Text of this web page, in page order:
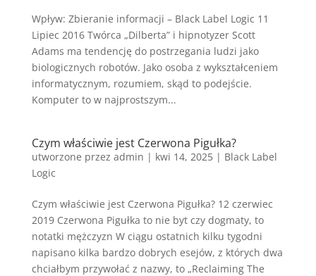
Wpływ: Zbieranie informacji – Black Label Logic 11
Lipiec 2016 Twórca „Dilberta” i hipnotyzer Scott
Adams ma tendencję do postrzegania ludzi jako
biologicznych robotów. Jako osoba z wykształceniem
informatycznym, rozumiem, skąd to podejście.
Komputer to w najprostszym...
Czym właściwie jest Czerwona Pigułka?
utworzone przez admin | kwi 14, 2025| Black Label
Logic
Czym właściwie jest Czerwona Pigułka? 12 czerwiec
2019 Czerwona Pigułka to nie byt czy dogmaty, to
notatki mężczyzn W ciągu ostatnich kilku tygodni
napisano kilka bardzo dobrych esejów, z których dwa
chciałbym przywołać z nazwy, to „Reclaiming The